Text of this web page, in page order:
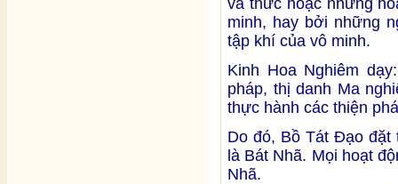
và thức hoặc những
minh, hay bởi những
tập khí của vô minh.
Kinh Hoa Nghiêm
pháp, thị danh Ma
thực hành các thiện
Do đó, Bồ Tát Đạo
là Bát Nhã. Mọi hoạt
Nhã.